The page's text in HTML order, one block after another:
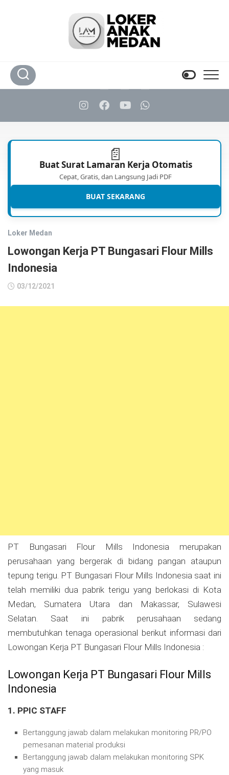
📄
Buat Surat Lamaran Kerja Otomatis
Cepat, Gratis, dan Langsung Jadi PDF
BUAT SEKARANG
Loker Medan
Lowongan Kerja PT Bungasari Flour Mills
Indonesia
03/12/2021
PT Bungasari Flour Mills Indonesia merupakan
perusahaan yang bergerak di bidang pangan ataupun
tepung terigu. PT Bungasari Flour Mills Indonesia saat ini
telah memiliki dua pabrik terigu yang berlokasi di Kota
Medan, Sumatera Utara dan Makassar, Sulawesi
Selatan. Saat ini pabrik perusahaan sedang
membutuhkan tenaga operasional berikut informasi dari
Lowongan Kerja PT Bungasari Flour Mills Indonesia :
Lowongan Kerja PT Bungasari Flour Mills
Indonesia
1. PPIC STAFF
Bertanggung jawab dalam melakukan monitoring PR/PO
pemesanan material produksi
Bertanggung jawab dalam melakukan monitoring SPK
yang masuk